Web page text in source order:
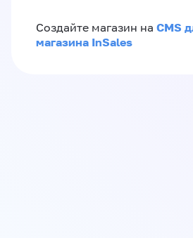
Создайте магазин на CMS
магазина InSales